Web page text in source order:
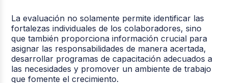
La evaluación no solamente permite identificar las
fortalezas individuales de los colaboradores, sino
que también proporciona información crucial para
asignar las responsabilidades de manera acertada,
desarrollar programas de capacitación adecuados a
las necesidades y promover un ambiente de trabajo
que fomente el crecimiento.